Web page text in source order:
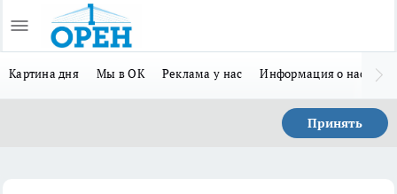
Картина дня Мы в ОК Реклама у нас Информация о нас
Принять